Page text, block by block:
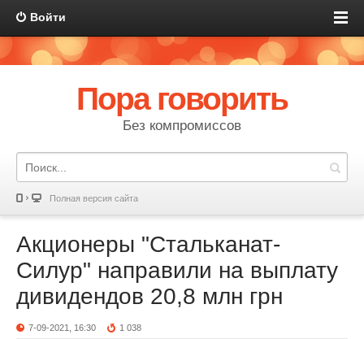
Войти
Пора говорить
Без компромиссов
Полная версия сайта
Акционеры "Стальканат-
Силур" направили на выплату
дивидендов 20,8 млн грн
7-09-2021, 16:30 1 038